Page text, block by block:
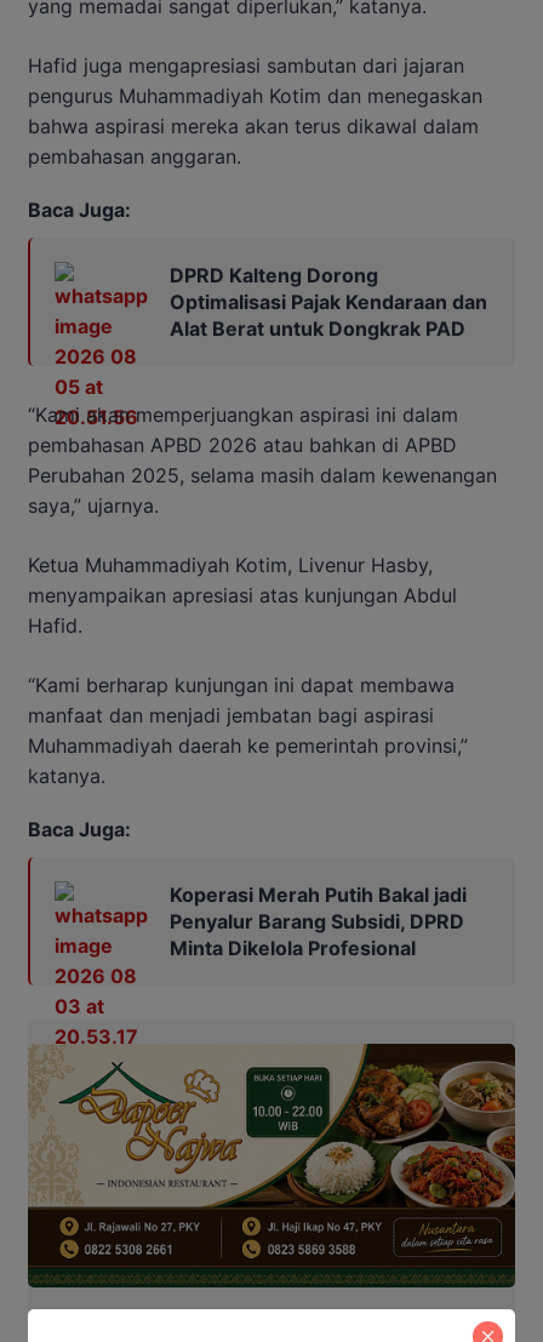
yang memadai sangat diperlukan,” katanya.
Hafid juga mengapresiasi sambutan dari jajaran
pengurus Muhammadiyah Kotim dan menegaskan
bahwa aspirasi mereka akan terus dikawal dalam
pembahasan anggaran.
Baca Juga:
DPRD Kalteng Dorong
Optimalisasi Pajak Kendaraan dan
Alat Berat untuk Dongkrak PAD
“Kami akan memperjuangkan aspirasi ini dalam
pembahasan APBD 2026 atau bahkan di APBD
Perubahan 2025, selama masih dalam kewenangan
saya,” ujarnya.
Ketua Muhammadiyah Kotim, Livenur Hasby,
menyampaikan apresiasi atas kunjungan Abdul
Hafid.
“Kami berharap kunjungan ini dapat membawa
manfaat dan menjadi jembatan bagi aspirasi
Muhammadiyah daerah ke pemerintah provinsi,”
katanya.
Baca Juga:
Koperasi Merah Putih Bakal jadi
Penyalur Barang Subsidi, DPRD
Minta Dikelola Profesional